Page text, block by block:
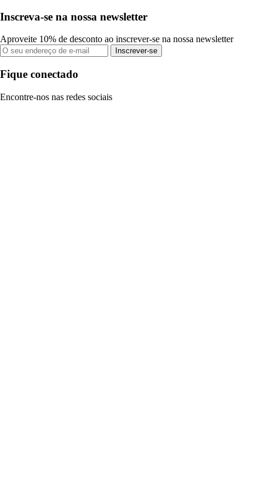
Inscreva-se na nossa newsletter
Aproveite 10% de desconto ao inscrever-se na nossa newsletter
Inscrever-se
Fique conectado
Encontre-nos nas redes sociais